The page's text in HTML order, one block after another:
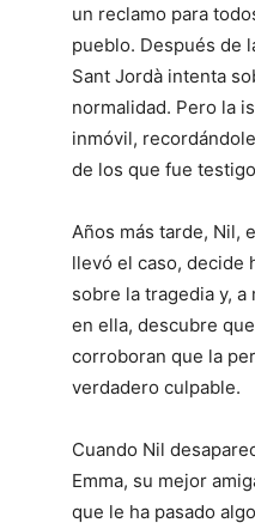
un reclamo para
pueblo. Después de
Sant Jordà intenta
normalidad. Pero la
inmóvil,
de los que fue
Años más tarde, Nil,
llevó el caso, decide
sobre la tragedia y,
en ella, descubre
corroboran que la
verdadero culpable.
Cuando Nil
Emma, su mejor
que le ha pasado